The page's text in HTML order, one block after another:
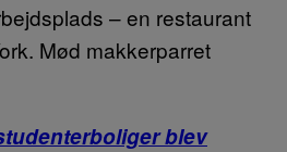
– en restaurant
Mød makkerparret
blev